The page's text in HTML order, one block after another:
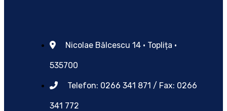
Nicolae Bălcescu 14 • Toplița •
535700
Telefon: 0266 341 871 / Fax: 0266
341 772